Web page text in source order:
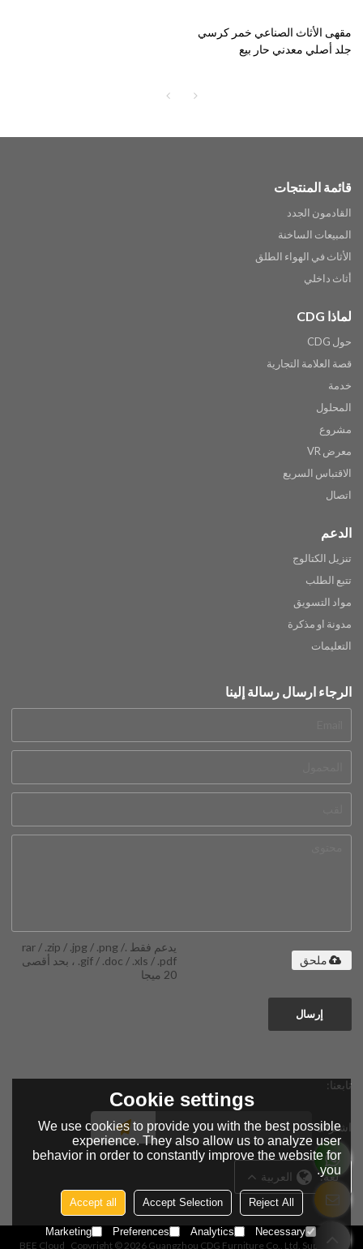
مقهى الأثاث الصناعي خمر كرسي
جلد أصلي معدني حار بيع
قائمة المنتجات
القادمون الجدد
المبيعات الساخنة
الأثاث في الهواء الطلق
أثاث داخلي
لماذا CDG
حول CDG
قصة العلامة التجارية
خدمة
المحلول
مشروع
معرض VR
الاقتباس السريع
اتصال
الدعم
تنزيل الكتالوج
تتبع الطلب
مواد التسويق
مدونة او مذكرة
التعليمات
الرجاء ارسال رسالة إلينا
يدعم فقط .rar / .zip / .jpg / .png /
.gif / .doc / .xls / .pdf ، بحد أقصى
20 ميجا
ملحق
إرسال
تابعنا:
اشتراك
لغة: العربية
Copyright © 2026 Guangzhou CDG Furniture Co., Ltd. Support By
BEE Cloud
Cookie settings
We use cookies to provide you with the best possible
experience. They also allow us to analyze user
behavior in order to constantly improve the website for
you.
Reject All
Accept Selection
Accept all
Necessary
Analytics
Preferences
Marketing